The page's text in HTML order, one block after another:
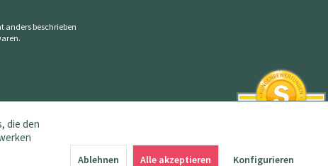
anders beschrieben
die den
Ablehnen Alle akzeptieren Konfigurieren
aus 145 Bewertungen